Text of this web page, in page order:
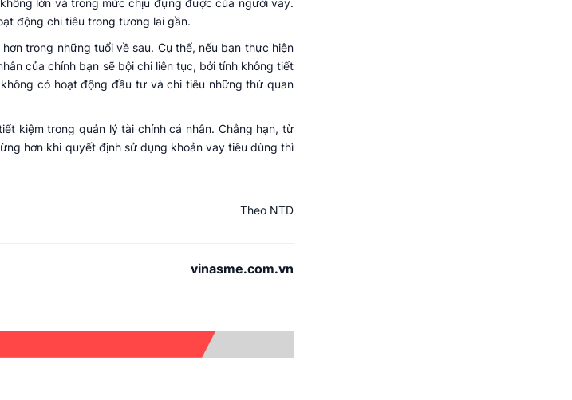
lớn và trong mức chịu đựng được của người vay.
động chi tiêu trong tương lai gần.
trong những tuổi về sau. Cụ thể, nếu bạn thực hiện
của chính bạn sẽ bội chi liên tục, bởi tính không tiết
có hoạt động đầu tư và chi tiêu những thứ quan
kiệm trong quản lý tài chính cá nhân. Chẳng hạn, từ
hơn khi quyết định sử dụng khoản vay tiêu dùng thì
Theo NTD
vinasme.com.vn